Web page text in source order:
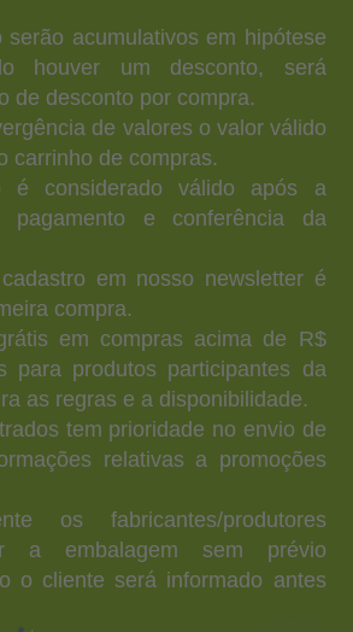
serão acumulativos em hipótese
houver um desconto, será
de desconto por compra.
de valores o valor válido
carrinho de compras.
considerado válido após a
pagamento e conferência da
em nosso newsletter é
compra.
em compras acima de R$
para produtos participantes da
as regras e a disponibilidade.
tem prioridade no envio de
relativas a promoções
os fabricantes/produtores
a embalagem sem prévio
o cliente será informado antes